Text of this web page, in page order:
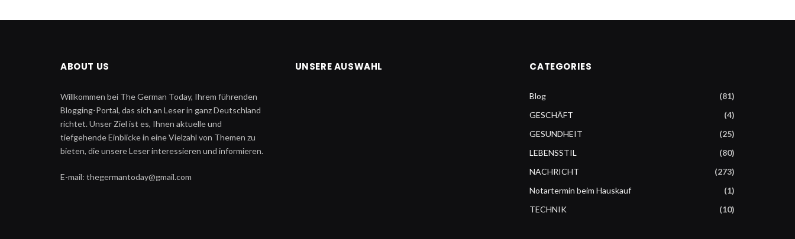
ABOUT US
Willkommen bei The German Today, Ihrem führenden
Blogging-Portal, das sich an Leser in ganz Deutschland
richtet. Unser Ziel ist es, Ihnen aktuelle und
tiefgehende Einblicke in eine Vielzahl von Themen zu
bieten, die unsere Leser interessieren und informieren.
E-mail: thegermantoday@gmail.com
UNSERE AUSWAHL CATEGORIES
Blog
(81)
GESCHÄFT
(4)
GESUNDHEIT
(25)
LEBENSSTIL
(80)
NACHRICHT
(273)
Notartermin beim Hauskauf
(1)
TECHNIK
(10)